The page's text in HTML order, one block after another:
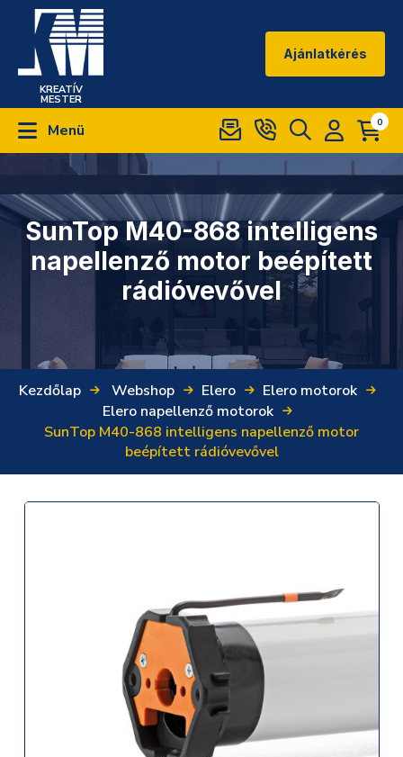
KREATÍV
MESTER
Ajánlatkérés
Menü 0
SunTop M40-868 intelligens
napellenző motor beépített
rádióvevővel
Kezdőlap Webshop Elero
Elero motorok
Elero napellenző motorok
SunTop M40-868 intelligens napellenző motor
beépített rádióvevővel